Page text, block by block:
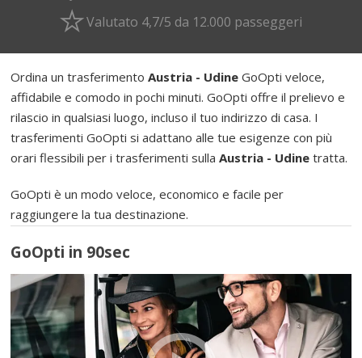
Valutato 4,7/5 da 12.000 passeggeri
Ordina un trasferimentoAustria - Udine GoOpti veloce,
affidabile e comodo in pochi minuti. GoOpti offre il prelievo e
rilascio in qualsiasi luogo, incluso il tuo indirizzo di casa. I
trasferimenti GoOpti si adattano alle tue esigenze con più
orari flessibili per i trasferimenti sullaAustria - Udine tratta.
GoOpti è un modo veloce, economico e facile per
raggiungere la tua destinazione.
GoOpti in 90sec